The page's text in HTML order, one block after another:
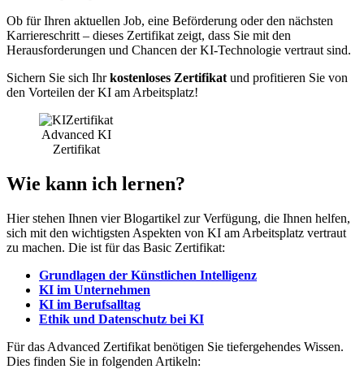
Ob für Ihren aktuellen Job, eine Beförderung oder den nächsten
Karriereschritt – dieses Zertifikat zeigt, dass Sie mit den
Herausforderungen und Chancen der KI-Technologie vertraut sind.
Sichern Sie sich Ihrkostenloses Zertifikat und profitieren Sie von
den Vorteilen der KI am Arbeitsplatz!
Advanced KI
Zertifikat
Wie kann ich lernen?
Hier stehen Ihnen vier Blogartikel zur Verfügung, die Ihnen helfen,
sich mit den wichtigsten Aspekten von KI am Arbeitsplatz vertraut
zu machen. Die ist für das Basic Zertifikat:
Grundlagen der Künstlichen Intelligenz
KI im Unternehmen
KI im Berufsalltag
Ethik und Datenschutz bei KI
Für das Advanced Zertifikat benötigen Sie tiefergehendes Wissen.
Dies finden Sie in folgenden Artikeln: